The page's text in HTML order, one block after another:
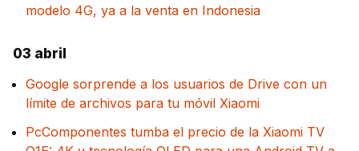
modelo 4G, ya a la venta en Indonesia
03 abril
Google sorprende a los usuarios de Drive con un
límite de archivos para tu móvil Xiaomi
PcComponentes tumba el precio de la Xiaomi TV